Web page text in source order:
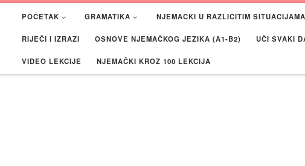
POČETAK GRAMATIKA NJEMAČKI U RAZLIČITIM SITUACIJAMA
RIJEČI I IZRAZI OSNOVE NJEMAČKOG JEZIKA (A1-B2) UČI SVAKI
VIDEO LEKCIJE NJEMAČKI KROZ 100 LEKCIJA